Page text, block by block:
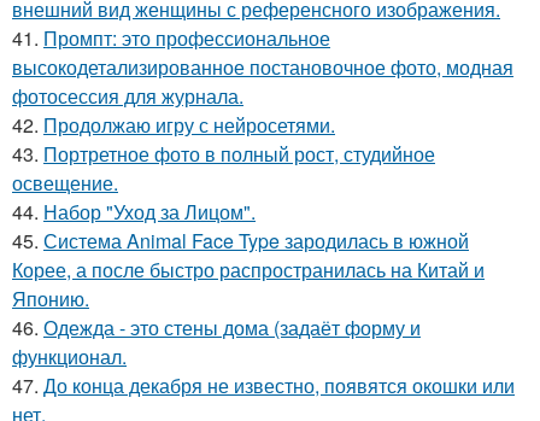
внешний вид женщины с референсного изображения.
41. Промпт: это профессиональное
высокодетализированное постановочное фото, модная
фотосессия для журнала.
42. Продолжаю игру с нейросетями.
43. Портретное фото в полный рост, студийное
освещение.
44. Набор "Уход за Лицом".
45. Система Animal Face Type зародилась в южной
Корее, а после быстро распространилась на Китай и
Японию.
46. Одежда - это стены дома (задаёт форму и
функционал.
47. До конца декабря не известно, появятся окошки или
нет.